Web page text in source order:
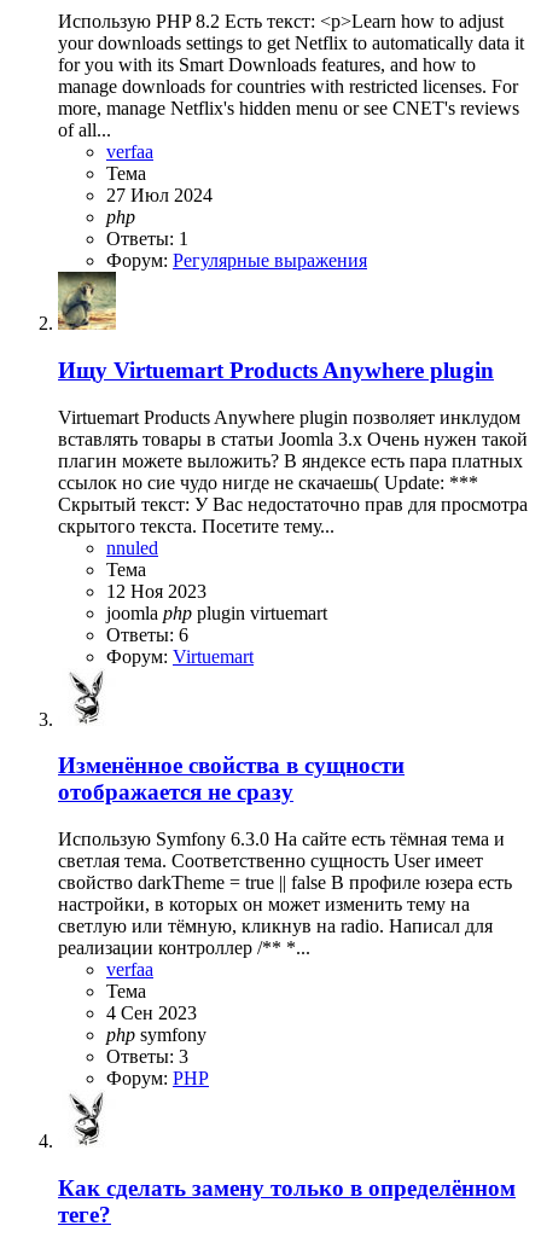
Использую PHP 8.2 Есть текст: <p>Learn how to adjust
your downloads settings to get Netflix to automatically data it
for you with its Smart Downloads features, and how to
manage downloads for countries with restricted licenses. For
more, manage Netflix's hidden menu or see CNET's reviews
of all...
verfaa
Тема
27 Июл 2024
php
Ответы: 1
Форум: Регулярные выражения
Ищу Virtuemart Products Anywhere plugin
Virtuemart Products Anywhere plugin позволяет инклудом
вставлять товары в статьи Joomla 3.x Очень нужен такой
плагин можете выложить? В яндексе есть пара платных
ссылок но сие чудо нигде не скачаешь( Update: ***
Скрытый текст: У Вас недостаточно прав для просмотра
скрытого текста. Посетите тему...
nnuled
Тема
12 Ноя 2023
joomla php plugin virtuemart
Ответы: 6
Форум: Virtuemart
Изменённое свойства в сущности
отображается не сразу
Использую Symfony 6.3.0 На сайте есть тёмная тема и
светлая тема. Соответственно сущность User имеет
свойство darkTheme = true || false В профиле юзера есть
настройки, в которых он может изменить тему на
светлую или тёмную, кликнув на radio. Написал для
реализации контроллер /** *...
verfaa
Тема
4 Сен 2023
php symfony
Ответы: 3
Форум: PHP
Как сделать замену только в определённом
теге?